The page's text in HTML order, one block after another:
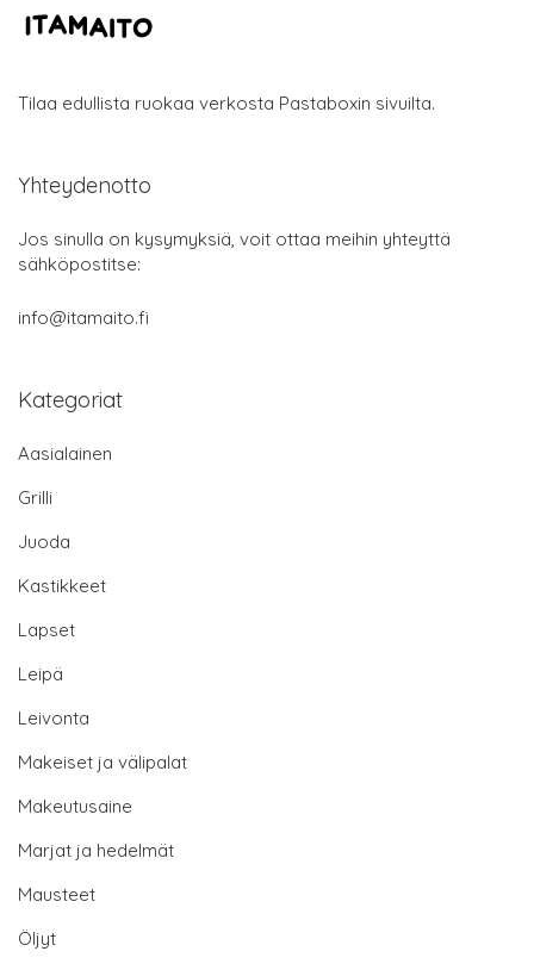
Tilaa edullista ruokaa verkosta Pastaboxin sivuilta.
Yhteydenotto
Jos sinulla on kysymyksiä, voit ottaa meihin yhteyttä
sähköpostitse:
info@itamaito.fi
Kategoriat
Aasialainen
Grilli
Juoda
Kastikkeet
Lapset
Leipä
Leivonta
Makeiset ja välipalat
Makeutusaine
Marjat ja hedelmät
Mausteet
Öljyt